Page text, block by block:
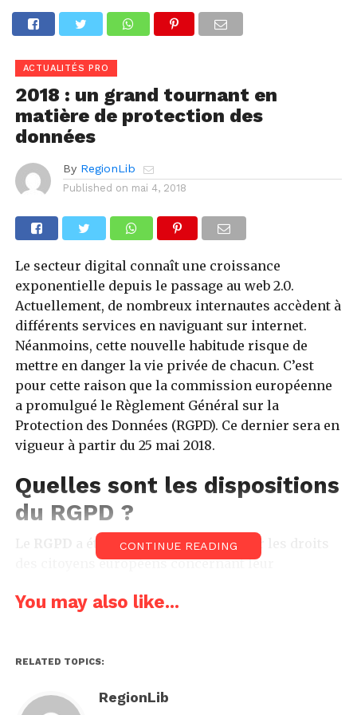
ACTUALITÉS PRO
2018 : un grand tournant en
matière de protection des
données
By RegionLib
Published on mai 4, 2018
Le secteur digital connaît une croissance
exponentielle depuis le passage au web 2.0.
Actuellement, de nombreux internautes accèdent à
différents services en naviguant sur internet.
Néanmoins, cette nouvelle habitude risque de
mettre en danger la vie privée de chacun. C’est
pour cette raison que la commission européenne
a promulgué le Règlement Général sur la
Protection des Données (RGPD). Ce dernier sera en
vigueur à partir du 25 mai 2018.
Quelles sont les dispositions
du RGPD ?
a été adopté afin de renforcer les droits
des citoyens européens concernant leur
Informatique et Libertés, ce nouveau règlement
législateurs ont élaboré de nouveaux concepts
« droit à l’oubli ».
CONTINUE READING
You may also like...
RELATED TOPICS:
RegionLib